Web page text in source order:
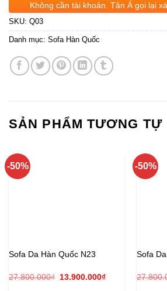
Không cần tài khoản. Tân Á gọi lại
SKU: Q03
Danh mục: Sofa Hàn Quốc
SẢN PHẨM TƯƠNG TỰ
-50%
Sofa Da Hàn Quốc N23
27.800.000₫
Giá
13.900.000₫Giá
-50%
Sofa